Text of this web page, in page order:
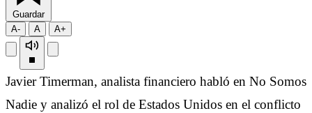
Guardar
A-
A A+
Javier Timerman, analista financiero habló en No Somos
Nadie y analizó el rol de Estados Unidos en el conflicto